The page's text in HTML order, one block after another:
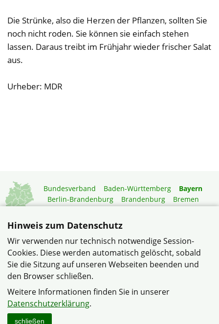
Die Strünke, also die Herzen der Pflanzen, sollten Sie
noch nicht roden. Sie können sie einfach stehen
lassen. Daraus treibt im Frühjahr wieder frischer Salat
aus.
Urheber: MDR
Bundesverband Baden-Württemberg
Bayern
Berlin-Brandenburg
Brandenburg
Bremen
Niedersachsen
Rheinland-Pfalz
Saarland
Sachsen-Anhalt
Schleswig-Holstein
Thüringen
Mitgliedermagazin
Gartenberatung
© Siedlerverein Donnersdorf e. V. im Verband Wohneigentum
Datenschutzerklärung
Hinweis zum Datenschutz
Wir verwenden nur technisch notwendige Session-
Cookies. Diese werden automatisch gelöscht, sobald
Sie die Sitzung auf unseren Webseiten beenden und
den Browser schließen.
Weitere Informationen finden Sie in unserer
Datenschutzerklärung.
schließen